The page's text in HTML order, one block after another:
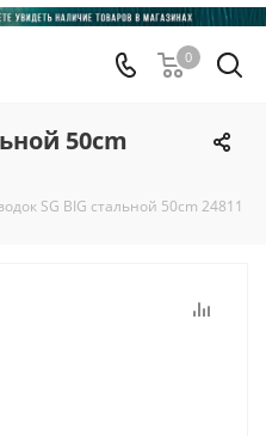
0
50cm
SG BIG стальной 50cm 24811